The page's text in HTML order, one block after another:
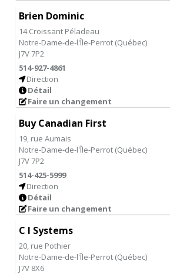
Brien Dominic
14 Croissant Péladeau
Notre-Dame-de-l'Île-Perrot (Québec)
J7V 7P2
514-927-4861
Direction
Détail
Faire un changement
Buy Canadian First
19, rue Aumais
Notre-Dame-de-l'Île-Perrot (Québec)
J7V 7P2
514-425-5999
Direction
Détail
Faire un changement
C I Systems
20, rue Pothier
Notre-Dame-de-l'Île-Perrot (Québec)
J7V 8X6